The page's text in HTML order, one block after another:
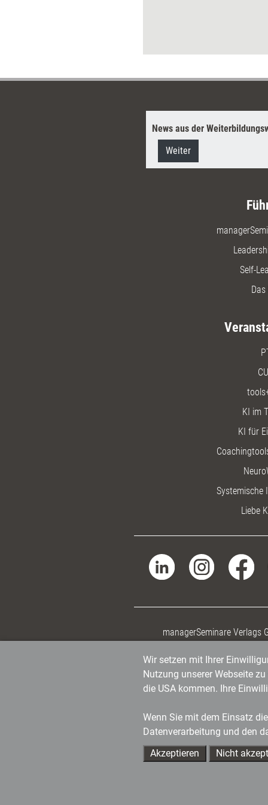
News aus der
Weiter
Self-
KI im
KI für
Systemische
Liebe
managerSeminare Verlags
Wir setzen mit Ihrer
Nutzung unserer Webseite
die USA kommen. Ihre
Wenn Sie mit dem Einsatz
Datenverarbeitung und den
Akzeptieren
Nicht